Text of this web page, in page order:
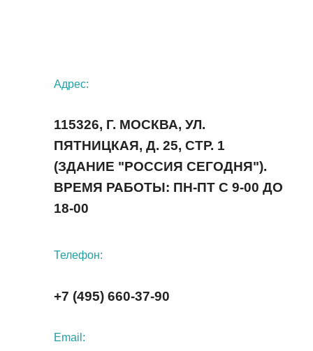
Адрес:
115326, Г. МОСКВА, УЛ.
ПЯТНИЦКАЯ, Д. 25, СТР. 1
(ЗДАНИЕ "РОССИЯ СЕГОДНЯ").
ВРЕМЯ РАБОТЫ: ПН-ПТ С 9-00 ДО
18-00
Телефон:
+7 (495) 660-37-90
Email: